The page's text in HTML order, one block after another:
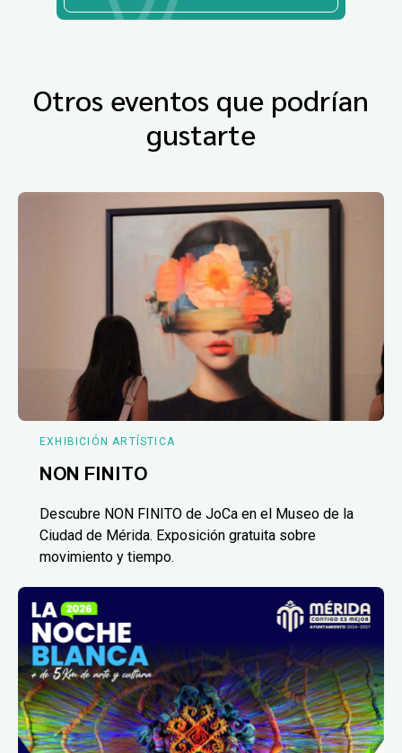
Otros eventos que podrían
gustarte
EXHIBICIÓN ARTÍSTICA
NON FINITO
Descubre NON FINITO de JoCa en el Museo de la
Ciudad de Mérida. Exposición gratuita sobre
movimiento y tiempo.